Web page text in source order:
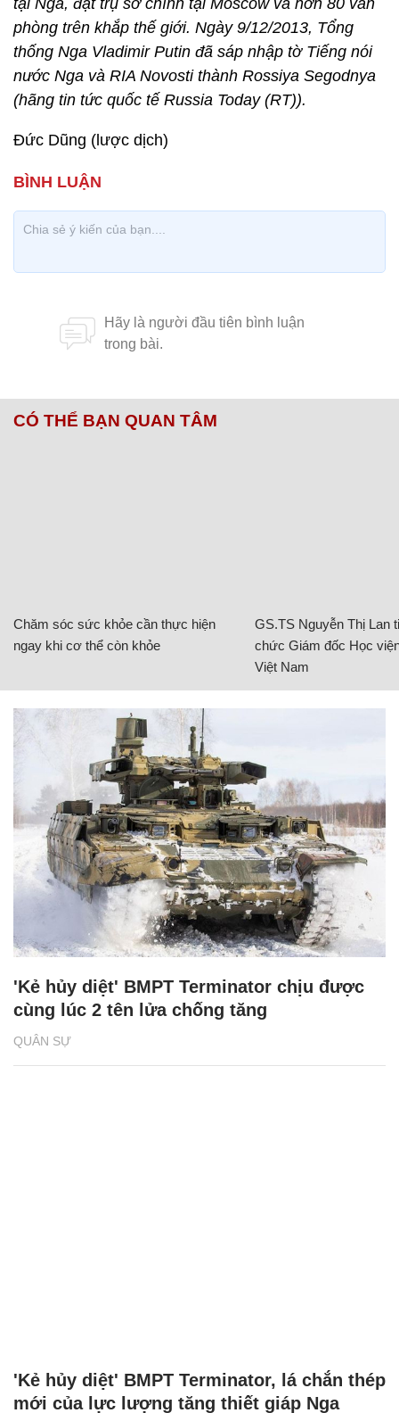
tại Nga, đặt trụ sở chính tại Moscow và hơn 80 văn
phòng trên khắp thế giới. Ngày 9/12/2013, Tổng
thống Nga Vladimir Putin đã sáp nhập tờ Tiếng nói
nước Nga và RIA Novosti thành Rossiya Segodnya
(hãng tin tức quốc tế Russia Today (RT)).
Đức Dũng (lược dịch)
CÓ THỂ BẠN QUAN TÂM
Chăm sóc sức khỏe cần thực hiện
ngay khi cơ thể còn khỏe
GS.TS Nguyễn Thị Lan
chức Giám đốc Học
Việt Nam
QUÂN SỰ
'Kẻ hủy diệt' BMPT Terminator chịu được
cùng lúc 2 tên lửa chống tăng
'Kẻ hủy diệt' BMPT Terminator, lá chắn thép
mới của lực lượng tăng thiết giáp Nga